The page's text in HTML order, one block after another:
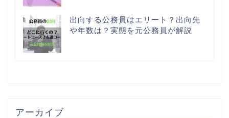
出向する公務員はエリート？出向先
や年数は？実態を元公務員が解説
アーカイブ